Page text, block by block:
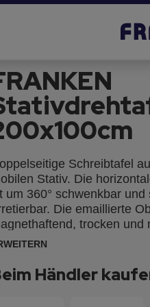
Schreibtafel
Stativ. Die
um 360° schwenkbar und
Die emaillierte
trocken und
sowie beidseitig
mit 25 Jahren
integrierter Ablageleiste
Händler